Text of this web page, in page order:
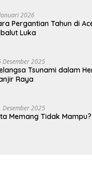
2026
Pergantian Tahun di
Luka
Desember 2025
Tsunami dalam
Raya
Desember 2025
Memang Tidak Mampu?